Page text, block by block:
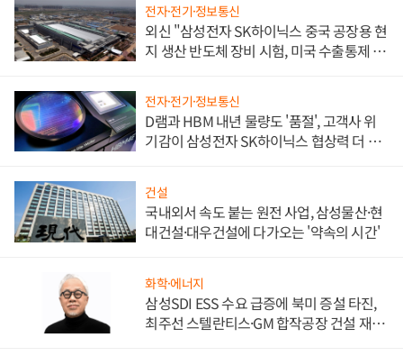
전자·전기·정보통신
외신 "삼성전자 SK하이닉스 중국 공장용 현
지 생산 반도체 장비 시험, 미국 수출통제 대
전자·전기·정보통신
D램과 HBM 내년 물량도 '품절', 고객사 위
기감이 삼성전자 SK하이닉스 협상력 더 키
건설
국내외서 속도 붙는 원전 사업, 삼성물산·현
대건설·대우건설에 다가오는 '약속의 시간'
화학·에너지
삼성SDI ESS 수요 급증에 북미 증설 타진,
최주선 스텔란티스·GM 합작공장 건설 재추